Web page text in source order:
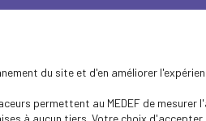
du site et d'en améliorer
permettent au MEDEF de
à aucun tiers. Votre choix